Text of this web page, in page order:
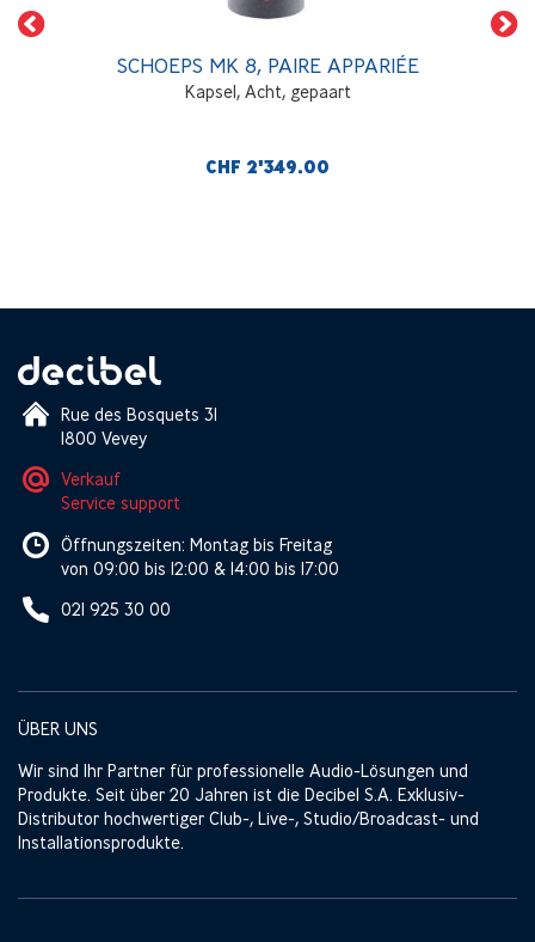
SCHOEPS MK 8, PAIRE APPARIÉE
Kapsel, Acht, gepaart
CHF 2'349.00
Rue des Bosquets 31
1800 Vevey
Verkauf
Service support
Öffnungszeiten: Montag bis Freitag
von 09:00 bis 12:00 & 14:00 bis 17:00
021 925 30 00
ÜBER UNS
Wir sind Ihr Partner für professionelle Audio-Lösungen und
Produkte. Seit über 20 Jahren ist die Decibel S.A. Exklusiv-
Distributor hochwertiger Club-, Live-, Studio/Broadcast- und
Installationsprodukte.